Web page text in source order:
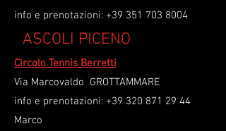
info e prenotazioni: +39 351 703 8004
ASCOLI PICENO
Circolo Tennis Berretti
Via Marcovaldo GROTTAMMARE
info e prenotazioni: +39 320 871 29 44
Marco